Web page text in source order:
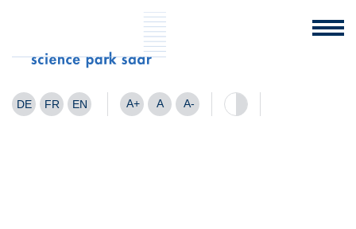
DE FR EN A+ A A-